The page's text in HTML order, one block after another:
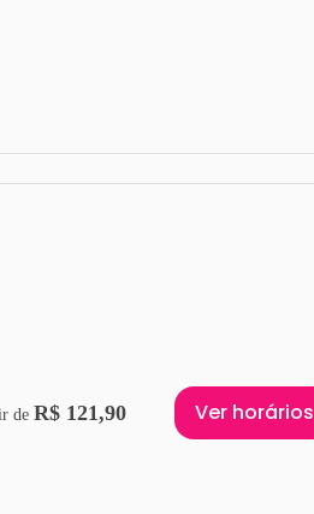
de R$ 121,90 Ver horários